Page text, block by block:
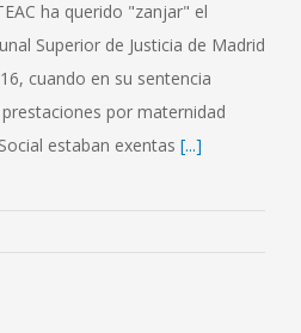
ha querido "zanjar" el
Superior de Justicia de Madrid
cuando en su sentencia
por maternidad
estaban exentas [...]